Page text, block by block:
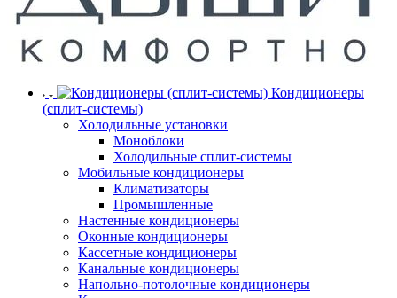
Кондиционеры
(сплит-системы)
Холодильные установки
Моноблоки
Холодильные сплит-системы
Мобильные кондиционеры
Климатизаторы
Промышленные
Настенные кондиционеры
Оконные кондиционеры
Кассетные кондиционеры
Канальные кондиционеры
Напольно-потолочные кондиционеры